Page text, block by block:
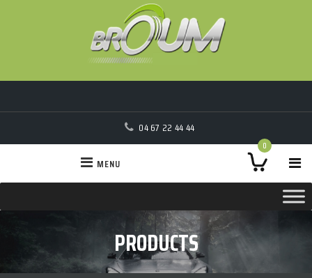
04 67 22 44 44
0
MENU
PRODUCTS